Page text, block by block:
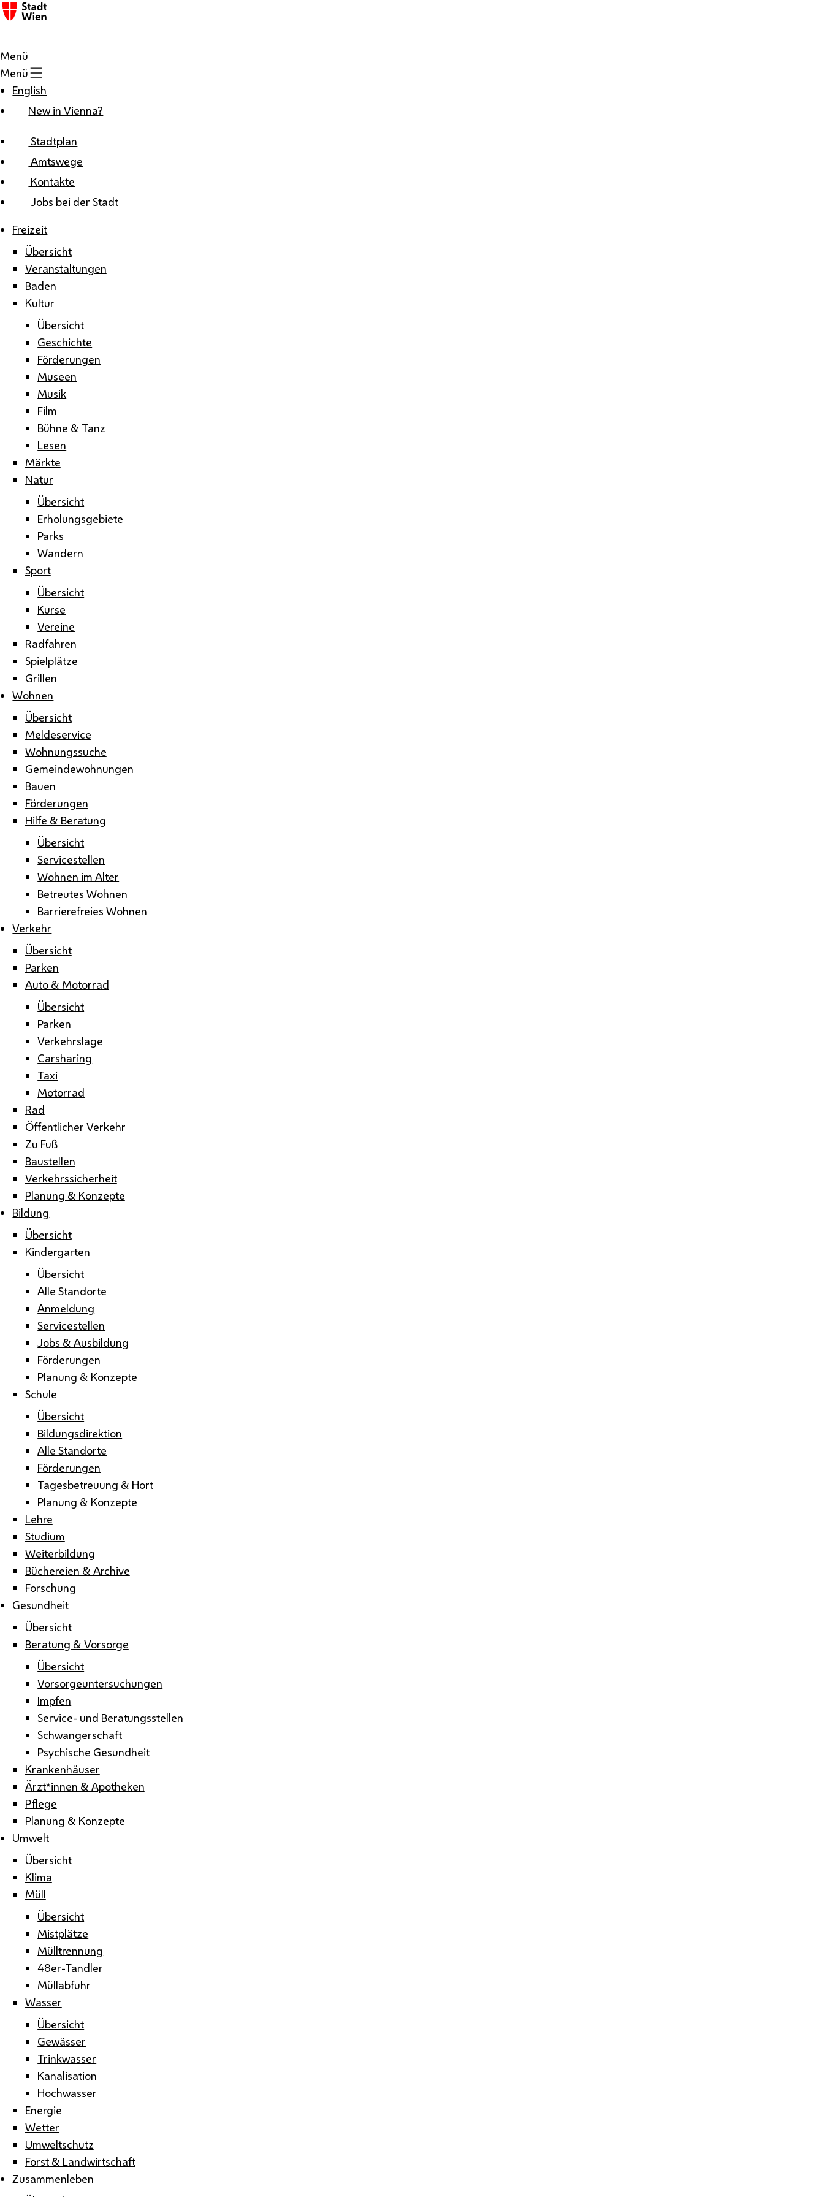
Zum Inhalt
Menü
Menü
English
New in Vienna?
Stadtplan
Amtswege
Kontakte
Jobs bei der Stadt
Freizeit
Übersicht
Veranstaltungen
Baden
Kultur
Übersicht
Geschichte
Förderungen
Museen
Musik
Film
Bühne & Tanz
Lesen
Märkte
Natur
Übersicht
Erholungsgebiete
Parks
Wandern
Sport
Übersicht
Kurse
Vereine
Radfahren
Spielplätze
Grillen
Wohnen
Übersicht
Meldeservice
Wohnungssuche
Gemeindewohnungen
Bauen
Förderungen
Hilfe & Beratung
Übersicht
Servicestellen
Wohnen im Alter
Betreutes Wohnen
Barrierefreies Wohnen
Verkehr
Übersicht
Parken
Auto & Motorrad
Übersicht
Parken
Verkehrslage
Carsharing
Taxi
Motorrad
Rad
Öffentlicher Verkehr
Zu Fuß
Baustellen
Verkehrssicherheit
Planung & Konzepte
Bildung
Übersicht
Kindergarten
Übersicht
Alle Standorte
Anmeldung
Servicestellen
Jobs & Ausbildung
Förderungen
Planung & Konzepte
Schule
Übersicht
Bildungsdirektion
Alle Standorte
Förderungen
Tagesbetreuung & Hort
Planung & Konzepte
Lehre
Studium
Weiterbildung
Büchereien & Archive
Forschung
Gesundheit
Übersicht
Beratung & Vorsorge
Übersicht
Vorsorgeuntersuchungen
Impfen
Service- und Beratungsstellen
Schwangerschaft
Psychische Gesundheit
Krankenhäuser
Ärzt*innen & Apotheken
Pflege
Planung & Konzepte
Umwelt
Übersicht
Klima
Müll
Übersicht
Mistplätze
Mülltrennung
48er-Tandler
Müllabfuhr
Wasser
Übersicht
Gewässer
Trinkwasser
Kanalisation
Hochwasser
Energie
Wetter
Umweltschutz
Forst & Landwirtschaft
Zusammenleben